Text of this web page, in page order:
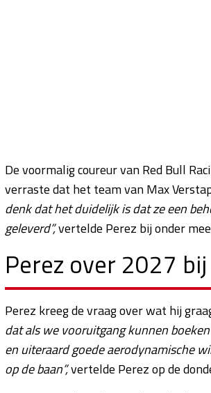
De voormalig coureur van Red Bull
verraste dat het team van Max
denk dat het duidelijk is dat ze een
geleverd”,vertelde Perez bij onder
Perez over 2027 bij
Perez kreeg de vraag over wat hij
dat als we vooruitgang kunnen
en uiteraard goede aerodynamische
op de baan”,vertelde Perez op de